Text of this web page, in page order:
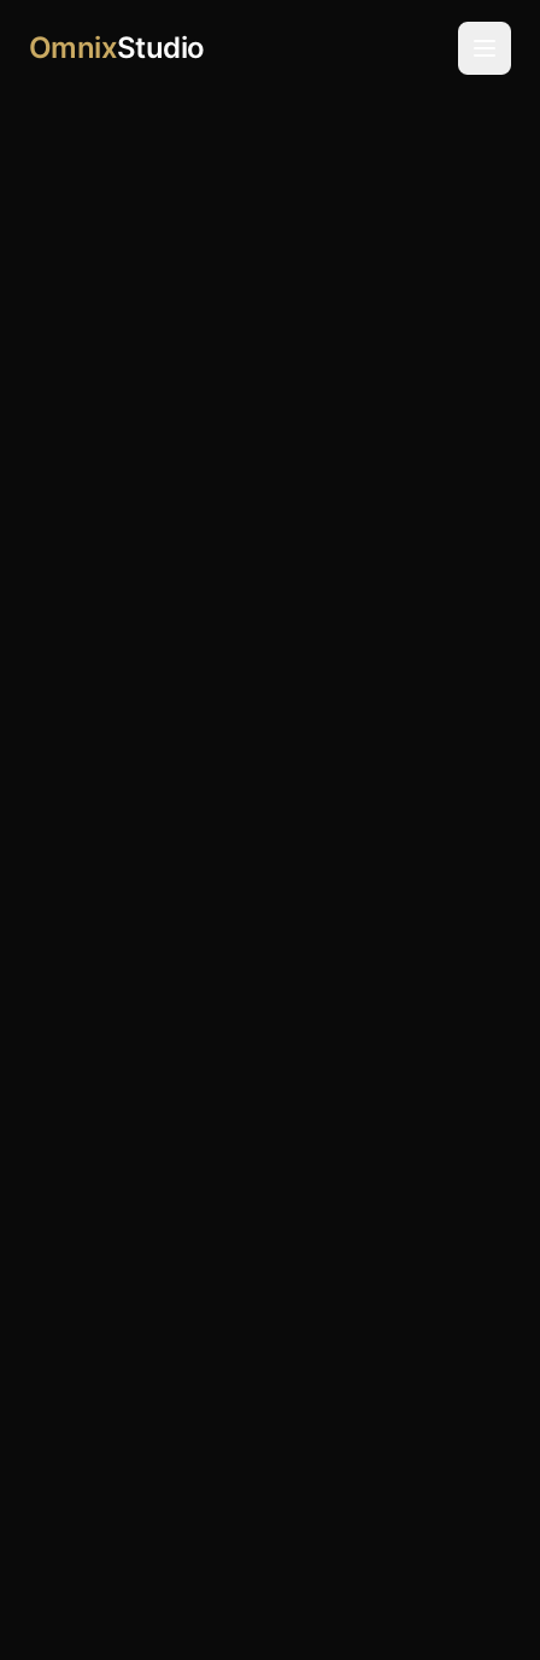
OmnixStudio